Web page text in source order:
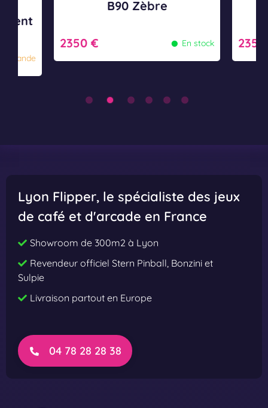
B90 Zèbre
2350 € • En stock
Lyon Flipper, le spécialiste des jeux
de café et d'arcade en France
Showroom de 300m2 à Lyon
Revendeur officiel Stern Pinball, Bonzini et
Sulpie
Livraison partout en Europe
04 78 28 28 38